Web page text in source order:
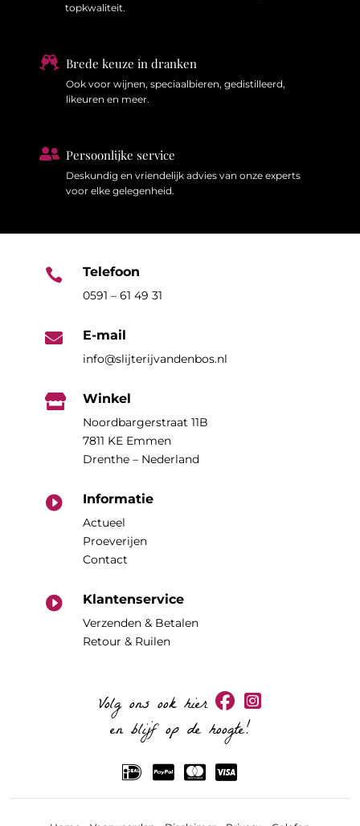
topkwaliteit.
 Brede keuze in dranken
Ook voor wijnen, speciaalbieren, gedistilleerd,
likeuren en meer.
 Persoonlijke service
Deskundig en vriendelijk advies van onze experts
voor elke gelegenheid.
 Telefoon
0591 – 61 49 31
 E-mail
info@slijterijvandenbos.nl
 Winkel
Noordbargerstraat 11B
7811 KE Emmen
Drenthe – Nederland
 Informatie
Actueel
Proeverijen
Contact
 Klantenservice
Verzenden & Betalen
Retour & Ruilen
Volg ons ook hier
en blijf op de hoogte!